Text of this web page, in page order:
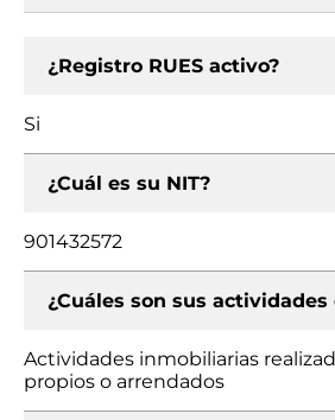
¿Registro RUES activo?
Si
¿Cuál es su NIT?
901432572
¿Cuáles son sus actividades
Actividades inmobiliarias
propios o arrendados